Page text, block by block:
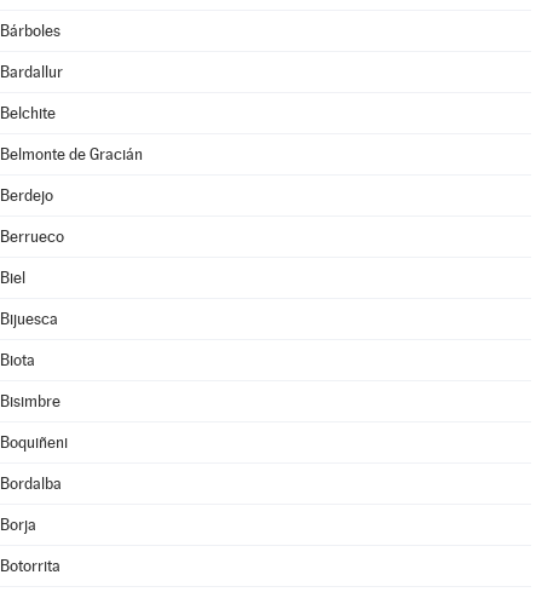
Bárboles
Bardallur
Belchite
Belmonte de Gracián
Berdejo
Berrueco
Biel
Bijuesca
Biota
Bisimbre
Boquiñeni
Bordalba
Borja
Botorrita